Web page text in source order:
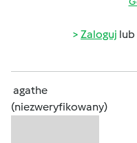
Zaloguj lub
agathe
(niezweryfikowany)